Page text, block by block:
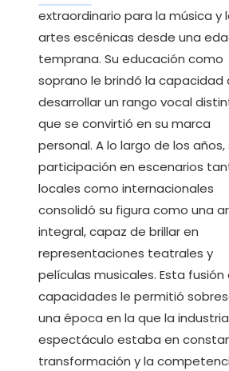
extraordinario para la música y
artes escénicas desde una
temprana. Su educación como
soprano le brindó la capacidad
desarrollar un rango vocal
que se convirtió en su marca
personal. A lo largo de los años,
participación en escenarios
locales como internacionales
consolidó su figura como una
integral, capaz de brillar en
representaciones teatrales y
películas musicales. Esta fusión
capacidades le permitió
una época en la que la
espectáculo estaba en
transformación y la